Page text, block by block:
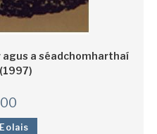
agus a séadchomharthaí